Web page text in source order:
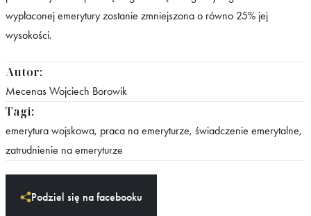
wypłaconej emerytury zostanie zmniejszona o równo 25% jej
wysokości.
Autor:
Mecenas Wojciech Borowik
Tagi:
emerytura wojskowa, praca na emeryturze, świadczenie emerytalne,
zatrudnienie na emeryturze
Podziel się na facebooku